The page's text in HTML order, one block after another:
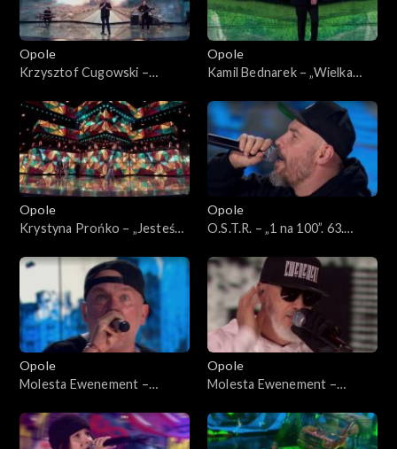
Opole
Krzysztof Cugowski –
Koncert „Autobiografia.
Jubileusz Bogdana Olewicza”
Opole
Kamil Bednarek – „Wielka
„Autobiografia. Jubileusz
Bogdana Olewicza”
Opole
Krystyna Prońko – „Jesteś
Koncert „Autobiografia.
Jubileusz Bogdana Olewicza”
Opole
O.S.T.R. – „1 na 100”. 63.
Jedno podwórko 2”
Opole
Molesta Ewenement –
„Hip-hop. Jedno podwórko
2”
Opole
Molesta Ewenement –
63. KFPP: Koncert „Hip-hop.
Jedno podwórko 2”